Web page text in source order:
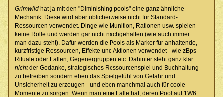
Grimwildhat ja mit den "Diminishing pools" eine ganz ähnliche
Mechanik. Diese wird aber üblicherweise nicht für Standard-
Ressourcen verwendet. Dinge wie Munition, Rationen usw. spielen
keine Rolle und werden gar nicht nachgehalten (wie auch immer
man dazu steht). Dafür werden die Pools als Marker für anhaltende,
kurzfristige Ressourcen, Effekte und Aktionen verwendet - wie zBps
Rituale oder Fallen, Gegenergruppen etc. Dahinter steht ganz klar
nichtder Gedanke, strategisches Ressourcenspiel und Buchhaltung
zu betreiben sondern eben das Spielgefühl von Gefahr und
Unsicherheit zu erzeugen - und eben manchmal auch für coole
Momente zu sorgen. Wenn man eine Falle hat, deren Pool auf 1W6